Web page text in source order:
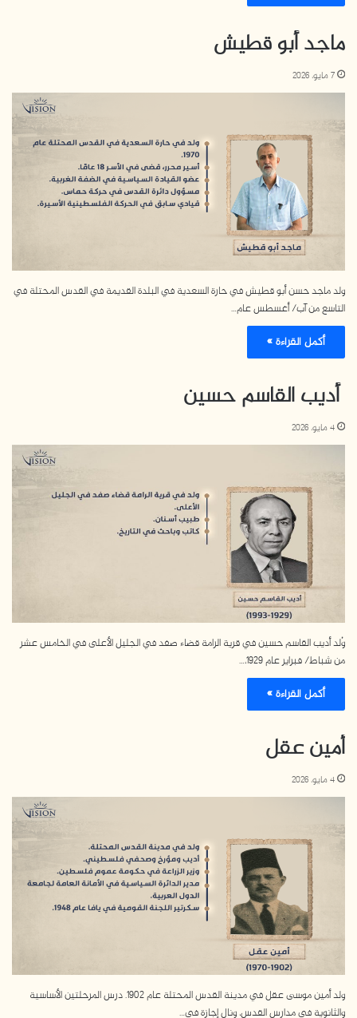
ماجد أبو قطيش
7 مايو، 2026
ولد ماجد حسن أبو قطيش في حارة السعدية في البلدة القديمة في القدس المحتلة في
التاسع من آب/ أغسطس عام…
أكمل القراءة »
أديب القاسم حسين
4 مايو، 2026
وُلد أديب القاسم حسين في قرية الرامة قضاء صفد في الجليل الأعلى في الخامس عشر
من شباط/ فبراير عام 1929،…
أكمل القراءة »
أمين عقل
4 مايو، 2026
ولد أمين موسى عقل في مدينة القدس المحتلة عام 1902. درس المرحلتين الأساسية
والثانوية في مدارس القدس، ونال إجازة في…